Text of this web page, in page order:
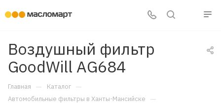
Воздушный фильтр
GoodWill AG684
Главная — Каталог —
Автомобильные фильтры в Ханты-Мансийске —